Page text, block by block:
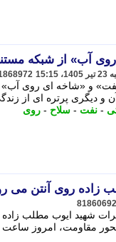
آب» از شبکه
و «شاخه ای روی آب»
- نفت - سلاح - روی
زاده روی آنتن می
81860692
شهید ایوب مطلب زاده